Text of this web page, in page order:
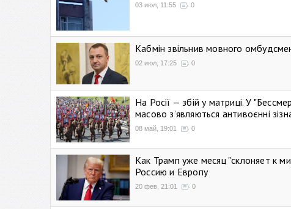
03 июл, 11:55 0
Кабмін звільнив мовного
02 июл, 17:25 0
На Росії — збій у матриці. У
масово зʼявляються антивоєнні
08 май, 19:01 0
Как Трамп уже месяц "склоняет к
Россию и Европу
20 фев, 21:01 0